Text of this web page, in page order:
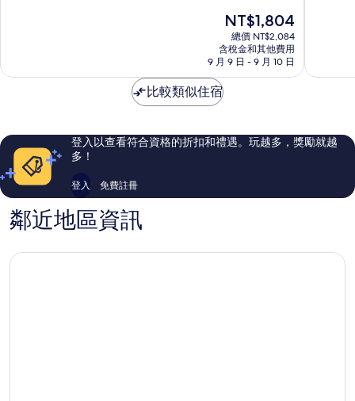
心
常
評
論
現
在
價
格
為
NT$1,804
總價 NT$2,084
含稅金和其他費用
9 月 9 日 - 9 月 10 日
棒
評
論
比較類似住宿
登入以查看符合資格的折扣和禮遇。玩越多，獎勵就越
多！
登入 免費註冊
鄰近地區資訊